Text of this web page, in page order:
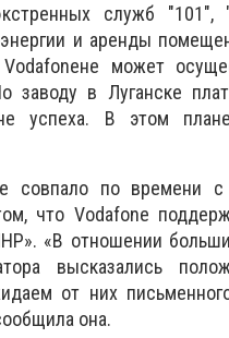
служб
и аренды
Vodafoneне может
заводу в Луганске
успеха. В этом
совпало по времени
что Vodafone
«В отношении
высказались
от них
она.